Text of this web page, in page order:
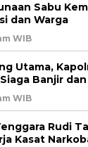
Sabu
dan Warga
WIB
Utama,
Banjir
WIB
Rudi
Kasat